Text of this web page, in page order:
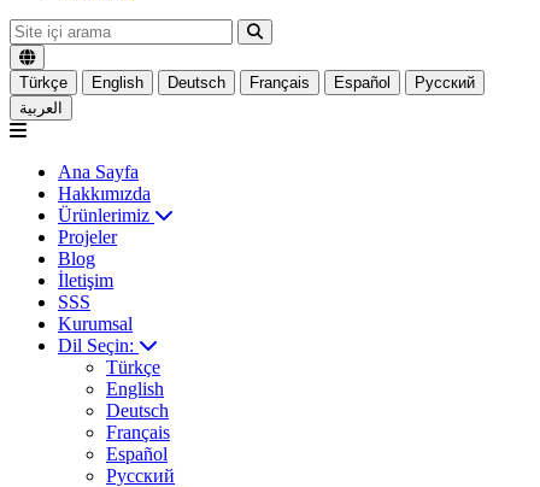
Türkçe English Deutsch Français Español
Русский
العربية
Ana Sayfa
Hakkımızda
Ürünlerimiz
Projeler
Blog
İletişim
SSS
Kurumsal
Dil Seçin:
Türkçe
English
Deutsch
Français
Español
Русский